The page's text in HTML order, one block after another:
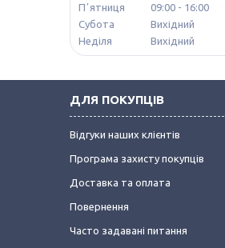
Пʼятниця
09:00
16:00
Субота
Вихідний
Неділя
Вихідний
ДЛЯ ПОКУПЦІВ
Відгуки наших клієнтів
Програма захисту покупців
Доставка та оплата
Повернення
Часто задавані питання